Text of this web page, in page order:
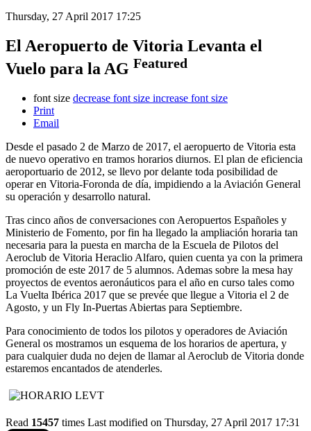
Thursday, 27 April 2017 17:25
El Aeropuerto de Vitoria Levanta el
Vuelo para la AG Featured
font size decrease font size increase font size
Print
Email
Desde el pasado 2 de Marzo de 2017, el aeropuerto de Vitoria esta
de nuevo operativo en tramos horarios diurnos. El plan de eficiencia
aeroportuario de 2012, se llevo por delante toda posibilidad de
operar en Vitoria-Foronda de día, impidiendo a la Aviación General
su operación y desarrollo natural.
Tras cinco años de conversaciones con Aeropuertos Españoles y
Ministerio de Fomento, por fin ha llegado la ampliación horaria tan
necesaria para la puesta en marcha de la Escuela de Pilotos del
Aeroclub de Vitoria Heraclio Alfaro, quien cuenta ya con la primera
promoción de este 2017 de 5 alumnos. Ademas sobre la mesa hay
proyectos de eventos aeronáuticos para el año en curso tales como
La Vuelta Ibérica 2017 que se prevée que llegue a Vitoria el 2 de
Agosto, y un Fly In-Puertas Abiertas para Septiembre.
Para conocimiento de todos los pilotos y operadores de Aviación
General os mostramos un esquema de los horarios de apertura, y
para cualquier duda no dejen de llamar al Aeroclub de Vitoria donde
estaremos encantados de atenderles.
Read 15457 times Last modified on Thursday, 27 April 2017 17:31